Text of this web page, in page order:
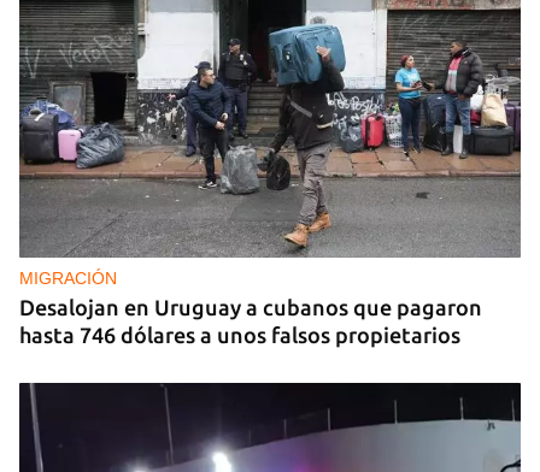
MIGRACIÓN
Desalojan en Uruguay a cubanos que pagaron
hasta 746 dólares a unos falsos propietarios